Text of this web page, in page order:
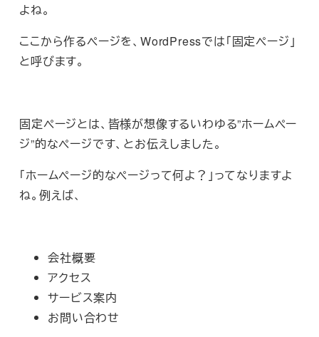
よね。
ここから作るページを、WordPressでは「固定ページ」
と呼びます。
固定ページとは、皆様が想像するいわゆる”ホームペー
ジ”的なページです、とお伝えしました。
「ホームページ的なページって何よ？」ってなりますよ
ね。例えば、
会社概要
アクセス
サービス案内
お問い合わせ